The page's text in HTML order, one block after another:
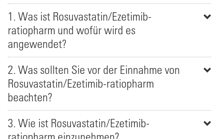
1. Was ist Rosuvastatin/Ezetimib-
ratiopharm und wofür wird es
angewendet?
2. Was sollten Sie vor der Einnahme von
Rosuvastatin/Ezetimib-ratiopharm
beachten?
3. Wie ist Rosuvastatin/Ezetimib-